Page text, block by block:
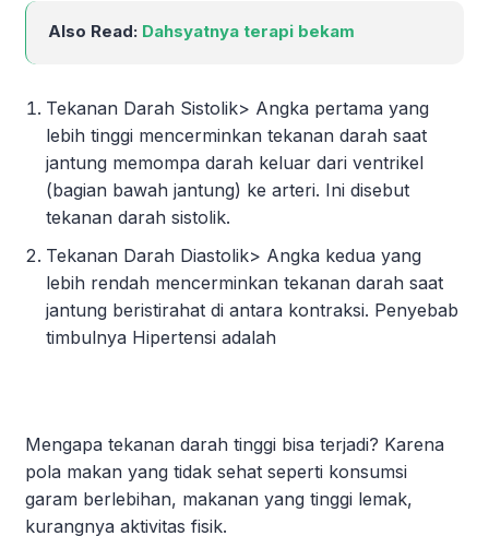
Also Read: Dahsyatnya terapi bekam
Tekanan Darah Sistolik> Angka pertama yang
lebih tinggi mencerminkan tekanan darah saat
jantung memompa darah keluar dari ventrikel
(bagian bawah jantung) ke arteri. Ini disebut
tekanan darah sistolik.
Tekanan Darah Diastolik> Angka kedua yang
lebih rendah mencerminkan tekanan darah saat
jantung beristirahat di antara kontraksi. Penyebab
timbulnya Hipertensi adalah
Mengapa tekanan darah tinggi bisa terjadi? Karena
pola makan yang tidak sehat seperti konsumsi
garam berlebihan, makanan yang tinggi lemak,
kurangnya aktivitas fisik.